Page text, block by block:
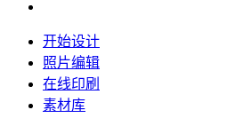
开始设计
照片编辑
在线印刷
素材库